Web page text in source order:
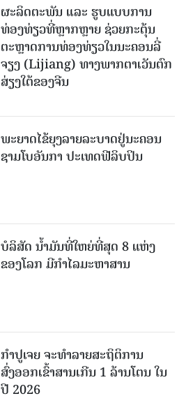
ຜະລິດຕະພັນ ແລະ ຮູບແບບການ
ທ່ອງທ່ຽວທີ່ຫຼາກຫຼາຍ ຊ່ວຍກະຕຸ້ນ
ຕະຫຼາດການທ່ອງທ່ຽວໃນນະຄອນລີ່
ຈຽງ (Lijiang) ທາງພາກຕາເວັນຕົກ
ສ່ຽງໃຕ້ຂອງຈີນ
ພະຍາດໄຂ້ຍຸງລາຍລະບາດຢູ່ນະຄອນ
ຊາມໂບ​ອັນກາ ປະເທດຟີລິບປິນ
ບໍລິສັດ ນ້ຳມັນທີ່ໃຫຍ່ທີ່ສຸດ 8 ແຫ່ງ
ຂອງໂລກ ມີກຳໄລມະຫາສານ
ກຳປູເຈຍ ຈະທຳລາຍສະຖິຕິການ
ສົ່ງອອກເຂົ້າສານເກີນ 1 ລ້ານໂຕນ ໃນ
ປີ 2026